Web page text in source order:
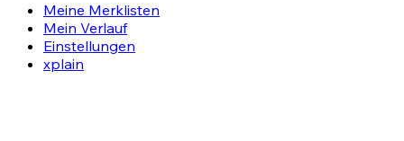
Meine Merklisten
Mein Verlauf
Einstellungen
xplain